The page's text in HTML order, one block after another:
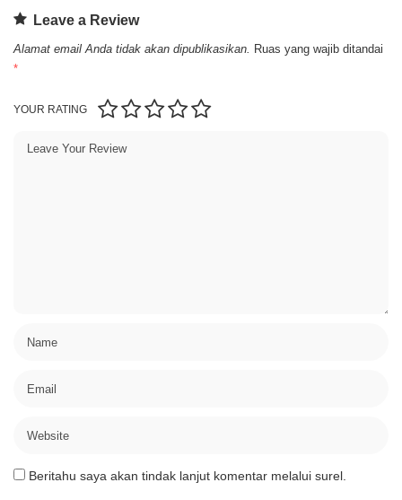
Leave a Review
Alamat email Anda tidak akan dipublikasikan. Ruas yang wajib ditandai
*
YOUR RATING
Beritahu saya akan tindak lanjut komentar melalui surel.